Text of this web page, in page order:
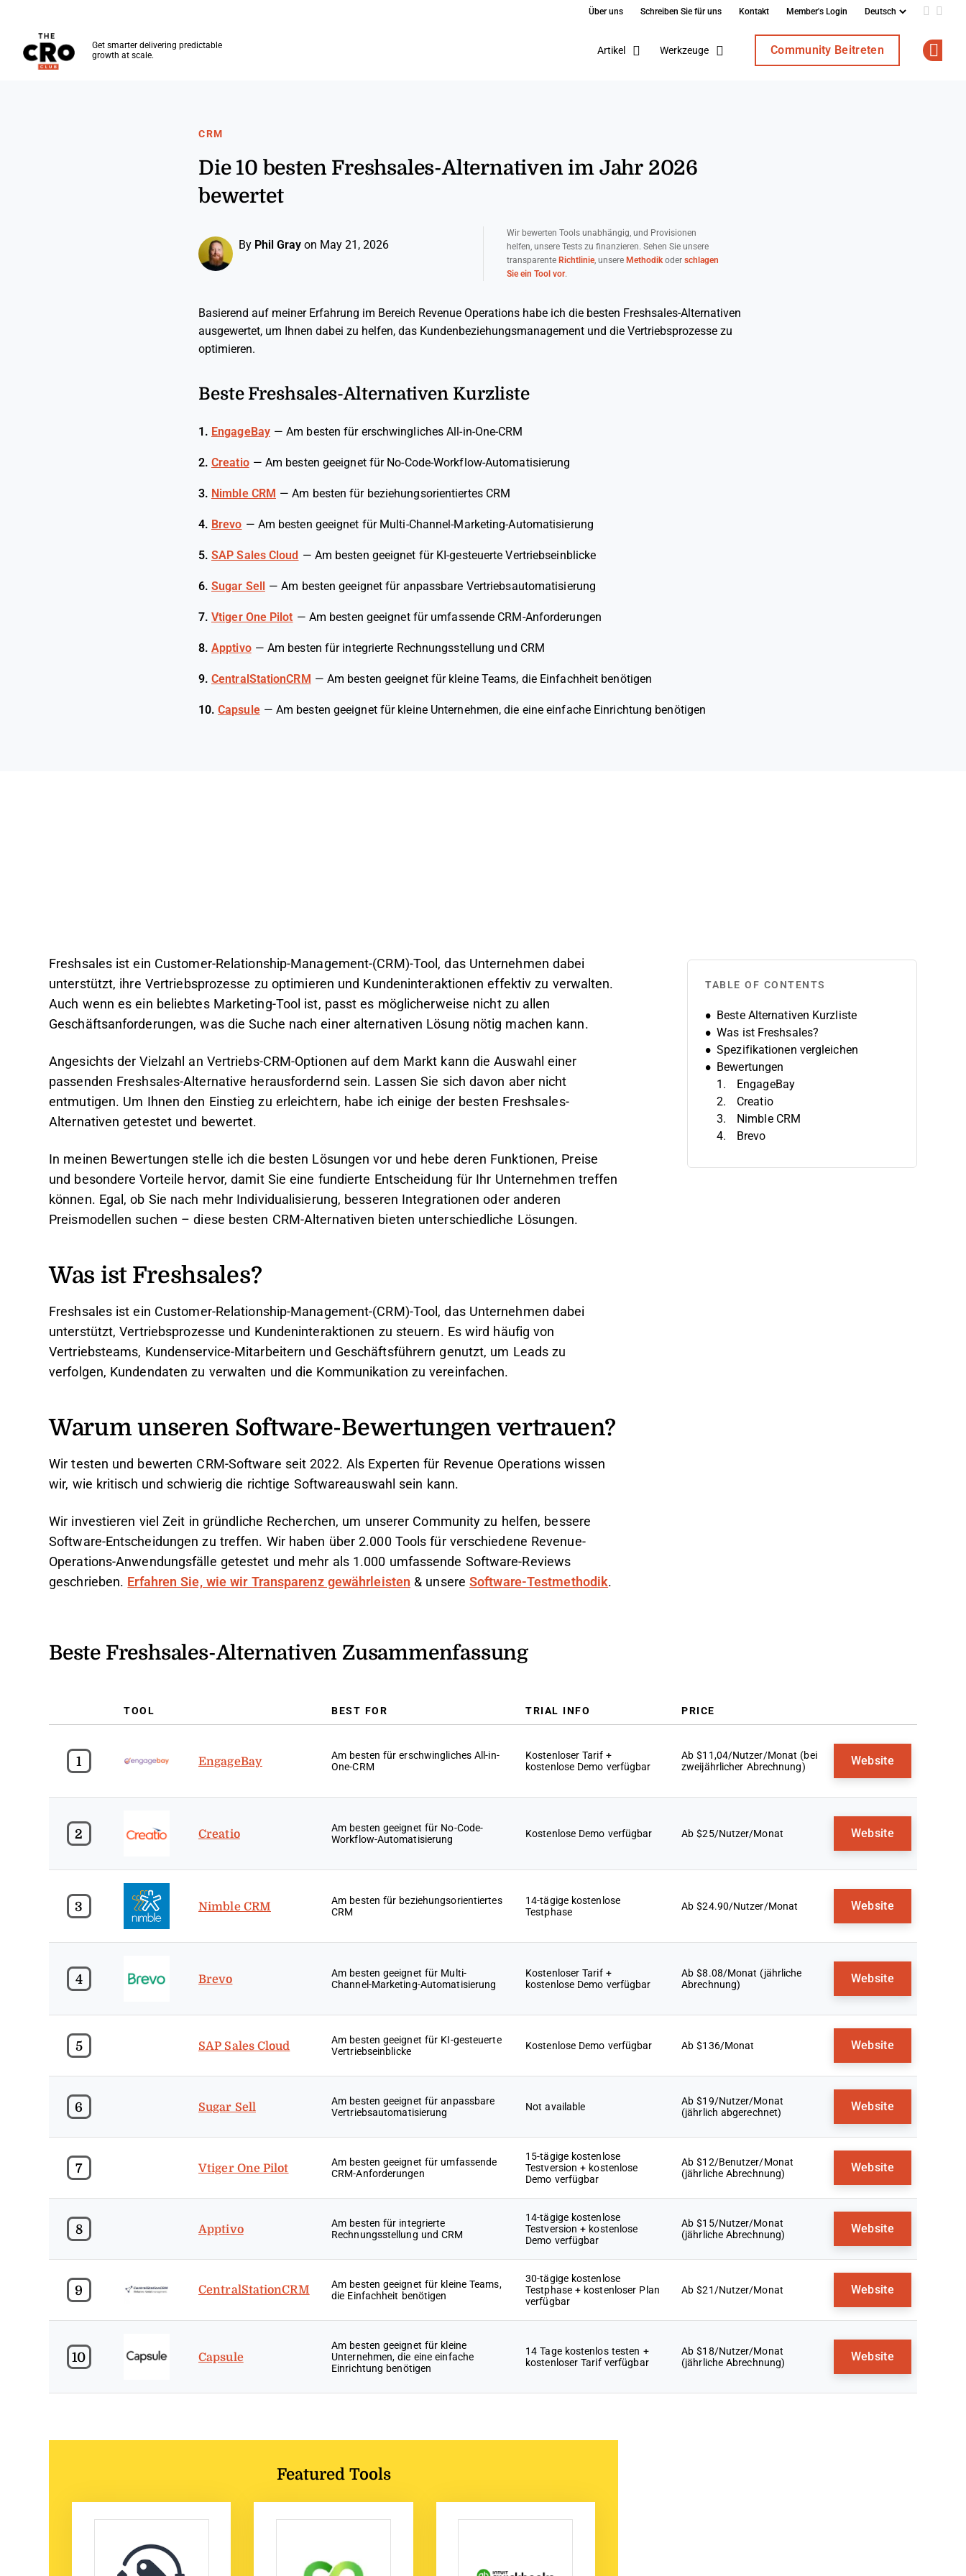
Über uns Schreiben Sie für uns Kontakt Member's Login Add us
Get smarter delivering predictable
growth at scale.
Artikel Werkzeuge Community Beitreten
CRM
Die 10 besten Freshsales-Alternativen im Jahr 2026
bewertet
By Phil Gray on May 21, 2026
Wir bewerten Tools unabhängig, und Provisionen
helfen, unsere Tests zu finanzieren. Sehen Sie unsere
transparente Richtlinie, unsere Methodikoder schlagen
Sie ein Tool vor.
Basierend auf meiner Erfahrung im Bereich Revenue Operations habe ich die besten Freshsales-Alternativen
ausgewertet, um Ihnen dabei zu helfen, das Kundenbeziehungsmanagement und die Vertriebsprozesse zu
optimieren.
Beste Freshsales-Alternativen Kurzliste
1. EngageBay —Am besten für erschwingliches All-in-One-CRM
2. Creatio — Am besten geeignet für No-Code-Workflow-Automatisierung
3. Nimble CRM —Am besten für beziehungsorientiertes CRM
4. Brevo — Am besten geeignet für Multi-Channel-Marketing-Automatisierung
5. SAP Sales Cloud — Am besten geeignet für KI-gesteuerte Vertriebseinblicke
6. Sugar Sell —Am besten geeignet für anpassbare Vertriebsautomatisierung
7. Vtiger One Pilot — Am besten geeignet für umfassende CRM-Anforderungen
8. Apptivo — Am besten für integrierte Rechnungsstellung und CRM
9. CentralStationCRM — Am besten geeignet für kleine Teams, die Einfachheit benötigen
10. Capsule — Am besten geeignet für kleine Unternehmen, die eine einfache Einrichtung benötigen
Freshsales ist ein Customer-Relationship-Management-(CRM)-Tool, das Unternehmen dabei
unterstützt, ihre Vertriebsprozesse zu optimieren und Kundeninteraktionen effektiv zu verwalten.
Auch wenn es ein beliebtes Marketing-Tool ist, passt es möglicherweise nicht zu allen
Geschäftsanforderungen, was die Suche nach einer alternativen Lösung nötig machen kann.
Angesichts der Vielzahl an Vertriebs-CRM-Optionen auf dem Markt kann die Auswahl einer
passenden Freshsales-Alternative herausfordernd sein. Lassen Sie sich davon aber nicht
entmutigen. Um Ihnen den Einstieg zu erleichtern, habe ich einige der besten Freshsales-
Alternativen getestet und bewertet.
In meinen Bewertungen stelle ich die besten Lösungen vor und hebe deren Funktionen, Preise
und besondere Vorteile hervor, damit Sie eine fundierte Entscheidung für Ihr Unternehmen treffen
können. Egal, ob Sie nach mehr Individualisierung, besseren Integrationen oder anderen
Preismodellen suchen – diese besten CRM-Alternativen bieten unterschiedliche Lösungen.
Was ist Freshsales?
Freshsales ist ein Customer-Relationship-Management-(CRM)-Tool, das Unternehmen dabei
unterstützt, Vertriebsprozesse und Kundeninteraktionen zu steuern. Es wird häufig von
Vertriebsteams, Kundenservice-Mitarbeitern und Geschäftsführern genutzt, um Leads zu
verfolgen, Kundendaten zu verwalten und die Kommunikation zu vereinfachen.
Warum unseren Software-Bewertungen vertrauen?
Wir testen und bewerten CRM-Software seit 2022. Als Experten für Revenue Operations wissen
wir, wie kritisch und schwierig die richtige Softwareauswahl sein kann.
Wir investieren viel Zeit in gründliche Recherchen, um unserer Community zu helfen, bessere
Software-Entscheidungen zu treffen. Wir haben über 2.000 Tools für verschiedene Revenue-
Operations-Anwendungsfälle getestet und mehr als 1.000 umfassende Software-Reviews
geschrieben. Erfahren Sie, wie wir Transparenz gewährleisten & unsereSoftware-Testmethodik.
Beste Freshsales-Alternativen Zusammenfassung
TOOL BEST FOR TRIAL INFO PRICE
1 EngageBay
Am besten für erschwingliches All-in-
One-CRM
Kostenloser Tarif +
kostenlose Demo verfügbar
Ab $11,04/Nutzer/Monat (bei
zweijährlicher Abrechnung)
Website
2 Creatio
Am besten geeignet für No-Code-
Workflow-Automatisierung
Kostenlose Demo verfügbar Ab $25/Nutzer/Monat Website
3 Nimble CRM
Am besten für beziehungsorientiertes
CRM
14-tägige kostenlose
Testphase
Ab $24.90/Nutzer/Monat Website
4 Brevo
Am besten geeignet für Multi-
Channel-Marketing-Automatisierung
Kostenloser Tarif +
kostenlose Demo verfügbar
Ab $8.08/Monat (jährliche
Abrechnung)
Website
5 SAP Sales Cloud
Am besten geeignet für KI-gesteuerte
Vertriebseinblicke
Kostenlose Demo verfügbar Ab $136/Monat Website
6 Sugar Sell
Am besten geeignet für anpassbare
Vertriebsautomatisierung
Not available
Ab $19/Nutzer/Monat
(jährlich abgerechnet)
Website
7 Vtiger One Pilot
Am besten geeignet für umfassende
CRM-Anforderungen
15-tägige kostenlose
Testversion + kostenlose
Demo verfügbar
Ab $12/Benutzer/Monat
(jährliche Abrechnung)
Website
8 Apptivo
Am besten für integrierte
Rechnungsstellung und CRM
14-tägige kostenlose
Testversion + kostenlose
Demo verfügbar
Ab $15/Nutzer/Monat
(jährliche Abrechnung)
Website
9 CentralStationCRM
Am besten geeignet für kleine Teams,
die Einfachheit benötigen
30-tägige kostenlose
Testphase + kostenloser Plan
verfügbar
Ab $21/Nutzer/Monat Website
10 Capsule
Am besten geeignet für kleine
Unternehmen, die eine einfache
Einrichtung benötigen
14 Tage kostenlos testen +
kostenloser Tarif verfügbar
Ab $18/Nutzer/Monat
(jährliche Abrechnung)
Website
Featured Tools
TABLE OF CONTENTS
Beste Alternativen Kurzliste
Was ist Freshsales?
Spezifikationen vergleichen
Bewertungen
EngageBay
Creatio
Nimble CRM
Brevo
Sugar Sell